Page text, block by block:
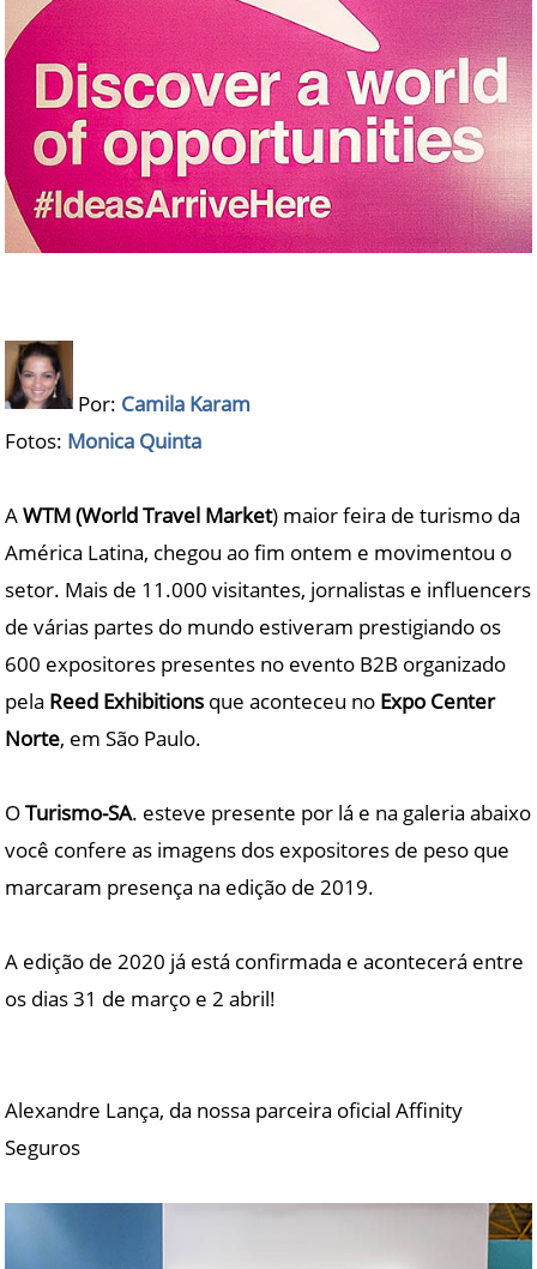
Por: Camila Karam
Fotos: Monica Quinta
AWTM (World Travel Market) maior feira de turismo da
América Latina, chegou ao fim ontem e movimentou o
setor. Mais de 11.000 visitantes, jornalistas e influencers
de várias partes do mundo estiveram prestigiando os
600 expositores presentes no evento B2B organizado
pela Reed Exhibitions que aconteceu no Expo Center
Norte, em São Paulo.
OTurismo-SA. esteve presente por lá e na galeria abaixo
você confere as imagens dos expositores de peso que
marcaram presença na edição de 2019.
A edição de 2020 já está confirmada e acontecerá entre
os dias 31 de março e 2 abril!
Alexandre Lança, da nossa parceira oficial Affinity
Seguros